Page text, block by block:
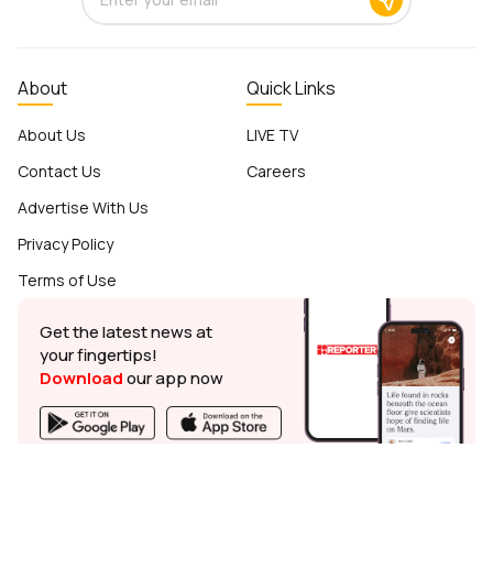
About
About Us
Contact Us
Advertise With Us
Privacy Policy
Terms of Use
Quick Links
LIVE TV
Careers
Get the latest news at
your fingertips!
Downloadour app now